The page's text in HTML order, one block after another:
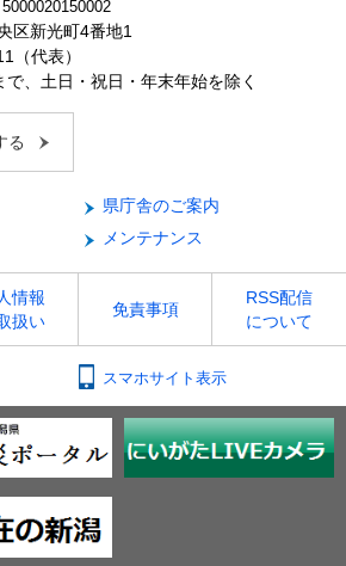
区新光町4番地1
（代表）
、土日・祝日・年末年始を除く
る
県庁舎のご案内
メンテナンス
情報
扱い
免責事項
RSS配信
について
スマホサイト表示